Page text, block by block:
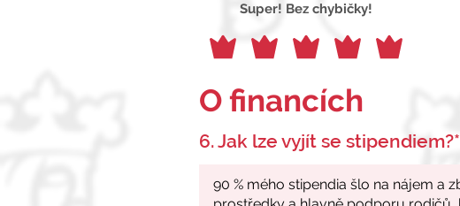
Super! Bez chybičky!
O financích
6. Jak lze vyjít se stipendiem?*